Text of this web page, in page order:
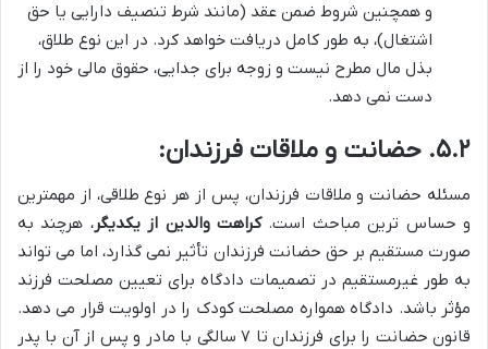
و همچنین شروط ضمن عقد (مانند شرط تنصیف دارایی یا حق
اشتغال)، به طور کامل دریافت خواهد کرد. در این نوع طلاق،
بذل مال مطرح نیست و زوجه برای جدایی، حقوق مالی خود را از
دست نمی دهد.
۵.۲. حضانت و ملاقات فرزندان:
مسئله حضانت و ملاقات فرزندان، پس از هر نوع طلاقی، از مهمترین
و حساس ترین مباحث است.کراهت والدین از یکدیگر، هرچند به
صورت مستقیم بر حق حضانت فرزندان تأثیر نمی گذارد، اما می تواند
به طور غیرمستقیم در تصمیمات دادگاه برای تعیین مصلحت فرزند
مؤثر باشد. دادگاه همواره مصلحت کودک را در اولویت قرار می دهد.
قانون حضانت را برای فرزندان تا ۷ سالگی با مادر و پس از آن با پدر